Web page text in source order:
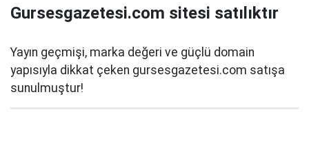
Gursesgazetesi.com sitesi satılıktır
Yayın geçmişi, marka değeri ve güçlü domain
yapısıyla dikkat çeken gursesgazetesi.com satışa
sunulmuştur!